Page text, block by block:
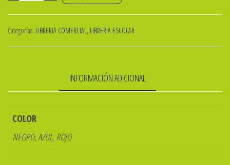
PERMANENTE
REDONDA
OMEGA
cantidad
Categorías: LIBRERIA COMERCIAL, LIBRERIA ESCOLAR
INFORMACIÓN ADICIONAL
COLOR
NEGRO, AZUL, ROJO